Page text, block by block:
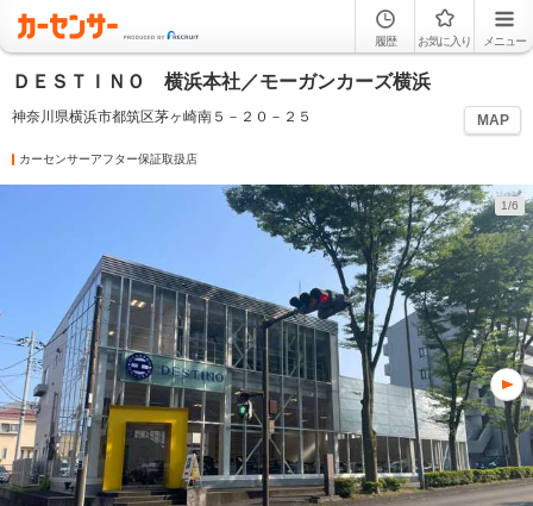
履歴 お気に入り メニュー
ＤＥＳＴＩＮＯ 横浜本社／モーガンカーズ横浜
神奈川県横浜市都筑区茅ヶ崎南５－２０－２５ MAP
カーセンサーアフター保証取扱店
1/6